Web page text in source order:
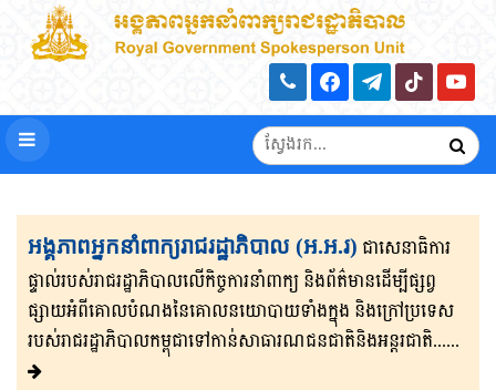
អង្គភាពអ្នកនាំពាក្យរាជរដ្ឋាភិបាល (អ.អ.រ) ជាសេនា​ធិ​កា​រ​​
ផ្ទាល់​របស់រាជរដ្ឋាភិ​បា​ល​លើ​កិច្ចការ​នាំពាក្យ និងព័ត៌មាន​ដើម្បីផ្សព្វ​
ផ្សាយ​​អំពីគោលបំណងនៃគោល​នយោបាយទាំងក្នុង និងក្រៅ​ប្រទេ​​ស​
របស់រាជរដ្ឋា​ភិ​បា​ល​កម្ពុជាទៅកាន់សាធារណជនជាតិនិងអន្តរជាតិ......